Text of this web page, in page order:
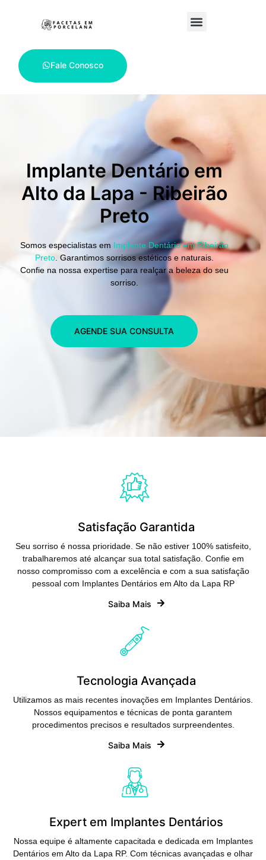
Fale Conosco
Implante Dentário em
Alto da Lapa - Ribeirão
Preto
Somos especialistas em Implante Dentário em Ribeirão
Preto. Garantimos sorrisos estéticos e naturais.
Confie na nossa expertise para realçar a beleza do seu
sorriso.
AGENDE SUA CONSULTA
Satisfação Garantida
Seu sorriso é nossa prioridade. Se não estiver 100% satisfeito,
trabalharemos até alcançar sua total satisfação. Confie em
nosso compromisso com a excelência e com a sua satisfação
pessoal com Implantes Dentários em Alto da Lapa RP
Saiba Mais
Tecnologia Avançada
Utilizamos as mais recentes inovações em Implantes Dentários.
Nossos equipamentos e técnicas de ponta garantem
procedimentos precisos e resultados surpreendentes.
Saiba Mais
Expert em Implantes Dentários
Nossa equipe é altamente capacitada e dedicada em Implantes
Dentários em Alto da Lapa RP. Com técnicas avançadas e olhar